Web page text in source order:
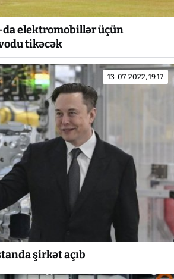
da elektromobillər üçün
tikəcək
13-07-2022, 19:17
şirkət açıb